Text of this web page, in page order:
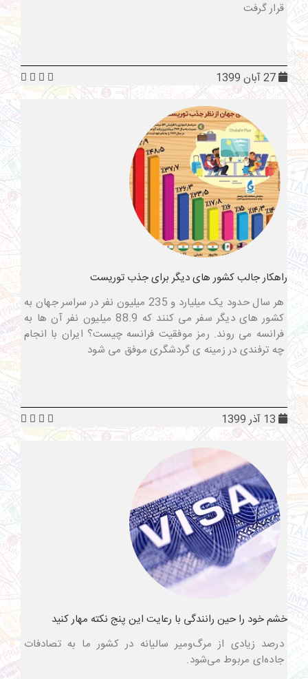
قرار گرفت
راهکار جالب کشور های دیگر برای جذب توریست
هر سال حدود یک میلیارد و 235 میلیون نفر در سراسر جهان به
کشور های دیگر سفر می کنند که 88.9 میلیون نفر آن ها به
فرانسه می روند. رمز موفقیت فرانسه چیست؟ ایران با انجام
چه ترفندی در زمینه ی گردشگری موفق می شود
خشم خود را حین رانندگی با رعایت این پنج نکته مهار کنید
درصد زیادی از مرگ‌ومیر سالیانه در کشور ما به تصادفات
جاده‌ای مربوط می‌شود.